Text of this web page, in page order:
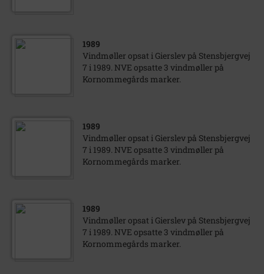
1989
Vindmøller opsat i Gierslev på Stensbjergvej
7 i 1989. NVE opsatte 3 vindmøller på
Kornommegårds marker.
1989
Vindmøller opsat i Gierslev på Stensbjergvej
7 i 1989. NVE opsatte 3 vindmøller på
Kornommegårds marker.
1989
Vindmøller opsat i Gierslev på Stensbjergvej
7 i 1989. NVE opsatte 3 vindmøller på
Kornommegårds marker.